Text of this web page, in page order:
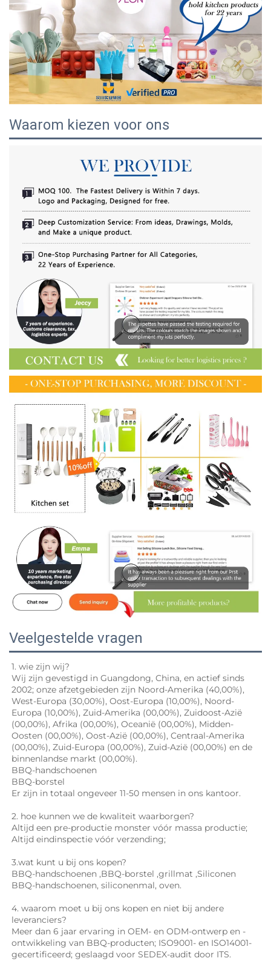
Waarom kiezen voor ons
Veelgestelde vragen
1. wie zijn wij?
Wij zijn gevestigd in Guangdong, China, en actief sinds
2002; onze afzetgebieden zijn Noord-Amerika (40,00%),
West-Europa (30,00%), Oost-Europa (10,00%), Noord-
Europa (10,00%), Zuid-Amerika (00,00%), Zuidoost-Azië
(00,00%), Afrika (00,00%), Oceanië (00,00%), Midden-
Oosten (00,00%), Oost-Azië (00,00%), Centraal-Amerika
(00,00%), Zuid-Europa (00,00%), Zuid-Azië (00,00%) en de
binnenlandse markt (00,00%).
BBQ-handschoenen
BBQ-borstel
Er zijn in totaal ongeveer 11-50 mensen in ons kantoor.
2. hoe kunnen we de kwaliteit waarborgen?
Altijd een pre-productie monster vóór massa productie;
Altijd eindinspectie vóór verzending;
3.wat kunt u bij ons kopen?
BBQ-handschoenen ,BBQ-borstel ,grillmat ,Siliconen
BBQ-handschoenen, siliconenmal, oven.
4. waarom moet u bij ons kopen en niet bij andere
leveranciers?
Meer dan 6 jaar ervaring in OEM- en ODM-ontwerp en -
ontwikkeling van BBQ-producten; ISO9001- en ISO14001-
gecertificeerd; geslaagd voor SEDEX-audit door ITS.